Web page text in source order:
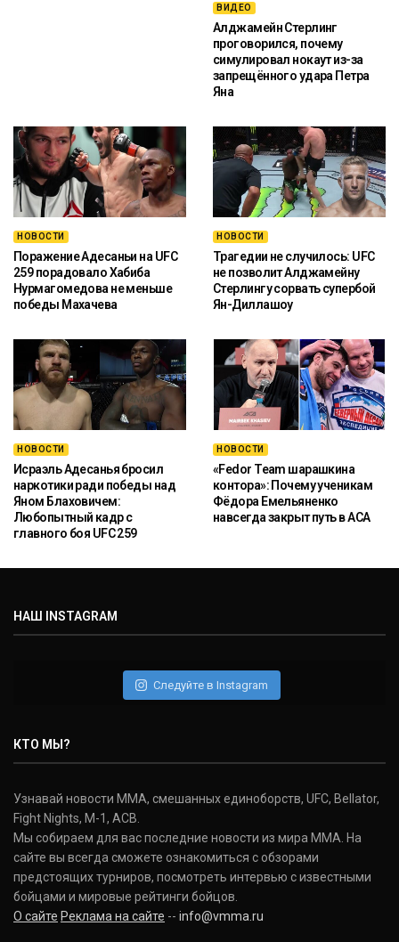
ВИДЕО
Алджамейн Стерлинг
проговорился, почему
симулировал нокаут из-за
запрещённого удара Петра
Яна
НОВОСТИ
Поражение Адесаньи на UFC
259 порадовало Хабиба
Нурмагомедова не меньше
победы Махачева
НОВОСТИ
Трагедии не случилось: UFC
не позволит Алджамейну
Стерлингу сорвать супербой
Ян-Диллашоу
НОВОСТИ
Исраэль Адесанья бросил
наркотики ради победы над
Яном Блаховичем:
Любопытный кадр с
главного боя UFC 259
НОВОСТИ
«Fedor Team шарашкина
контора»: Почему ученикам
Фёдора Емельяненко
навсегда закрыт путь в ACA
НАШ INSTAGRAM
Следуйте в Instagram
КТО МЫ?
Узнавай новости ММА, смешанных единоборств, UFC, Bellator,
Fight Nights, M-1, ACB.
Мы собираем для вас последние новости из мира ММА. На
сайте вы всегда сможете ознакомиться с обзорами
предстоящих турниров, посмотреть интервью с известными
бойцами и мировые рейтинги бойцов.
О сайте Реклама на сайте -- info@vmma.ru